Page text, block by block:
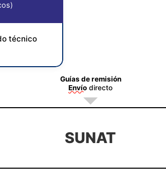
técnico
Guías de remisión
Envío directo
SUNAT